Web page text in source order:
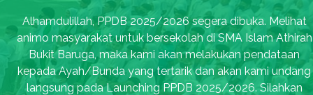
Alhamdulillah, PPDB 2025/2026 segera dibuka. Melihat
animo masyarakat untuk bersekolah di SMA Islam Athirah
Bukit Baruga, maka kami akan melakukan pendataan
kepada Ayah/Bunda yang tertarik dan akan kami undang
langsung pada Launching PPDB 2025/2026. Silahkan